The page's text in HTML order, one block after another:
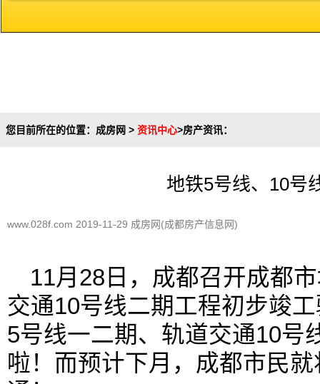
您目前所在的位置： 成房网 > 资讯中心>房产资讯：
地铁5号线、10号
www.028f.com 2019-11-29 成房网(成都房产信息网)
11月28日，成都召开成都
交通10号线二期工程初步竣
5号线一二期、轨道交通10号
啦！而预计下月，成都市民